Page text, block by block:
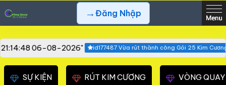
→ Đăng Nhập
06-08-2026" id177487 Vừa rút thành công Gói 25 Kim
SỰ KIỆN RÚT KIM CƯƠNG VÒNG